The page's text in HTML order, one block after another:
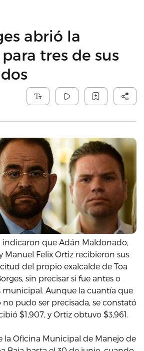
abrió la
tres de sus
indicaron que Adán Maldonado,
Manuel Felix Ortiz recibieron sus
del propio exalcalde de Toa
sin precisar si fue antes o
municipal. Aunque la cuantía que
pudo ser precisada, se constató
$1,907, y Ortiz obtuvo $3,961.
la Oficina Municipal de Manejo de